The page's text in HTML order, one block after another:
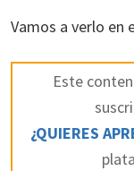
Vamos a verlo en
Este
¿QUIERES